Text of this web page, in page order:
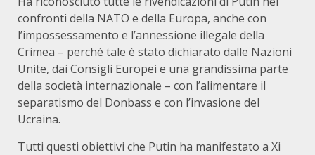
confronti della NATO e della Europa, anche con
l’impossessamento e l’annessione illegale della
Crimea – perché tale è stato dichiarato dalle Nazioni
Unite, dai Consigli Europei e una grandissima parte
della società internazionale – con l’alimentare il
separatismo del Donbass e con l’invasione del
Ucraina.
Tutti questi obiettivi che Putin ha manifestato a Xi